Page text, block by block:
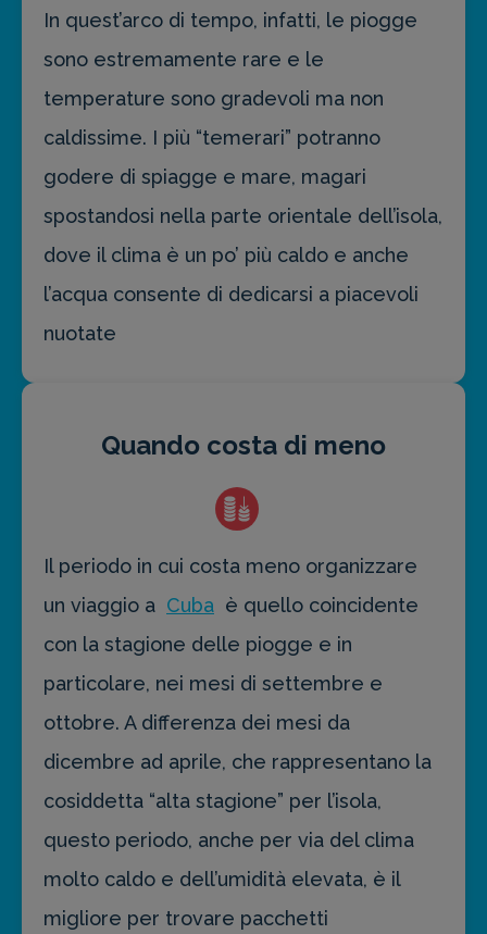
In quest’arco di tempo, infatti, le piogge
sono estremamente rare e le
temperature sono gradevoli ma non
caldissime. I più “temerari” potranno
godere di spiagge e mare, magari
spostandosi nella parte orientale dell’isola,
dove il clima è un po’ più caldo e anche
l’acqua consente di dedicarsi a piacevoli
nuotate
Quando costa di meno
Il periodo in cui costa meno organizzare
un viaggio a Cuba è quello coincidente
con la stagione delle piogge e in
particolare, nei mesi di settembre e
ottobre. A differenza dei mesi da
dicembre ad aprile, che rappresentano la
cosiddetta “alta stagione” per l’isola,
questo periodo, anche per via del clima
molto caldo e dell’umidità elevata, è il
migliore per trovare pacchetti